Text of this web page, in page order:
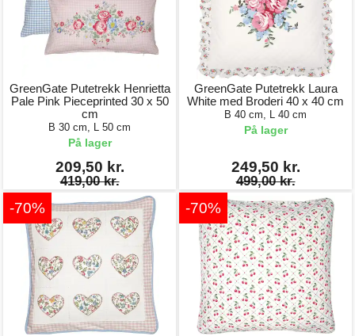
GreenGate Putetrekk Henrietta
Pale Pink Pieceprinted 30 x 50
cm
B 30 cm, L 50 cm
På lager
209,50 kr.
419,00 kr.
GreenGate Putetrekk Laura
White med Broderi 40 x 40 cm
B 40 cm, L 40 cm
På lager
249,50 kr.
499,00 kr.
-70% -70%